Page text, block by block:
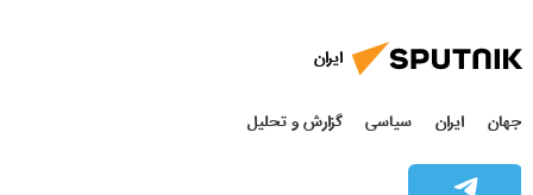
ایران
جهان ایران سیاسی گزارش و تحلیل